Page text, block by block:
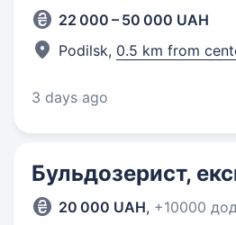
22 000 – 50 000 UAH
Podilsk, 0.5 km from
3 days ago
Бульдозерист,
20 000 UAH, +10000